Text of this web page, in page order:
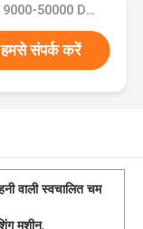
मूल्य：USD 9000-50000 Dollar per set
हमसे संपर्क करें
वाली स्वचालित चम
मशीन,